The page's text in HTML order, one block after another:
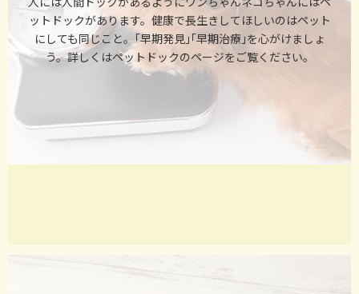
ットドックがあります。健康で長生きしてほしいのはペット
にしても同じこと。｢早期発見｣｢早期治療｣を心がけましょ
う。詳しくはペットドックのページをご覧ください。